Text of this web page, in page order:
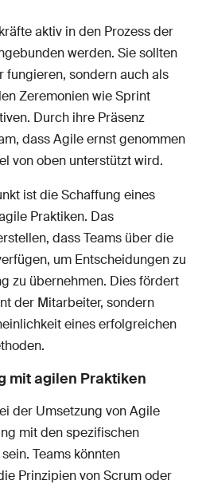
aktiv in den Prozess der
werden. Sie sollten
fungieren, sondern auch als
Zeremonien wie Sprint
Durch ihre Präsenz
dass Agile ernst genommen
von oben unterstützt wird.
ist die Schaffung eines
Praktiken. Das
dass Teams über die
um Entscheidungen zu
zu übernehmen. Dies fördert
der Mitarbeiter, sondern
eines erfolgreichen
mit agilen Praktiken
der Umsetzung von Agile
mit den spezifischen
Teams könnten
Prinzipien von Scrum oder